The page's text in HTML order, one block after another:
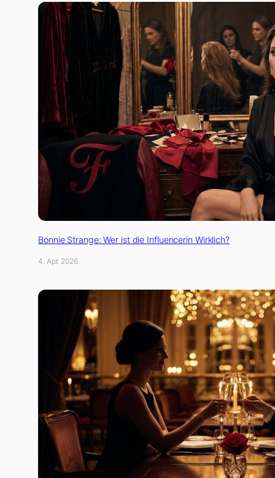
Bonnie Strange: Wer ist die Influencerin Wirklich?
4. Apr. 2026